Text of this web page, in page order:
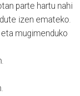
parte hartu nahi
izen emateko.
mugimenduko